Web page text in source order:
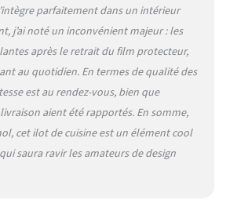
engageons pour la meilleure
qualité et c'est pour cette
travaillons qu'avec des
fournisseurs soigneusement
sélectionnés et de renom.
parfaitement dans un intérieur
j’ai noté un inconvénient majeur : les
après le retrait du film protecteur,
au quotidien. En termes de qualité des
est au rendez-vous, bien que
aient été rapportés. En somme,
cet ilot de cuisine est un élément cool
saura ravir les amateurs de design